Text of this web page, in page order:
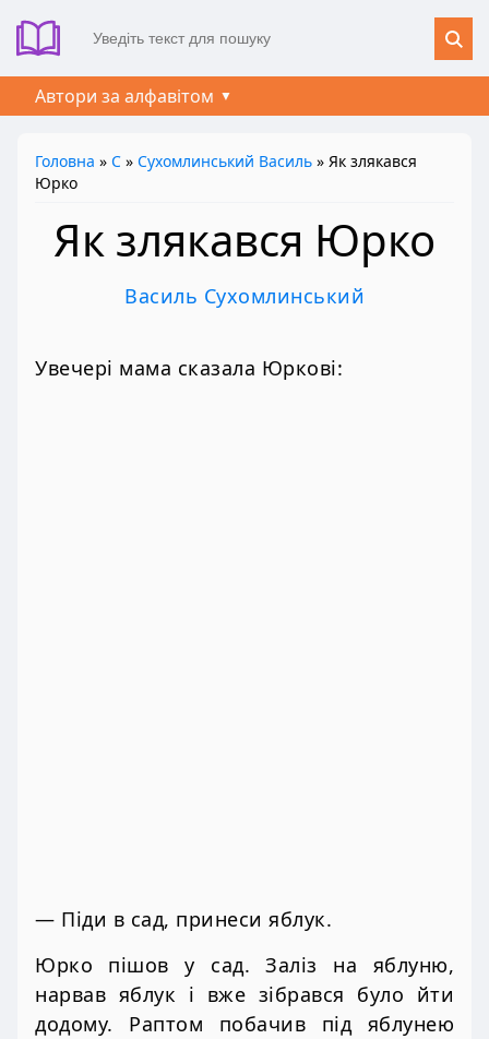
Автори за алфавітом
Головна » С » Сухомлинський Василь » Як злякався
Юрко
Як злякався Юрко
Василь Сухомлинський
Увечері мама сказала Юркові:
— Піди в сад, принеси яблук.
Юрко пішов у сад. Заліз на яблуню,
нарвав яблук і вже зібрався було йти
додому. Раптом побачив під яблунею